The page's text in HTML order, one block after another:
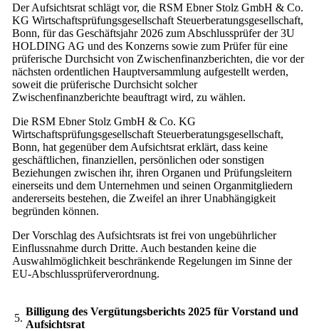
Der Aufsichtsrat schlägt vor, die RSM Ebner Stolz GmbH & Co.
KG Wirtschaftsprüfungsgesellschaft Steuerberatungsgesellschaft,
Bonn, für das Geschäftsjahr 2026 zum Abschlussprüfer der 3U
HOLDING AG und des Konzerns sowie zum Prüfer für eine
prüferische Durchsicht von Zwischenfinanzberichten, die vor der
nächsten ordentlichen Hauptversammlung aufgestellt werden,
soweit die prüferische Durchsicht solcher
Zwischenfinanzberichte beauftragt wird, zu wählen.
Die RSM Ebner Stolz GmbH & Co. KG
Wirtschaftsprüfungsgesellschaft Steuerberatungsgesellschaft,
Bonn, hat gegenüber dem Aufsichtsrat erklärt, dass keine
geschäftlichen, finanziellen, persönlichen oder sonstigen
Beziehungen zwischen ihr, ihren Organen und Prüfungsleitern
einerseits und dem Unternehmen und seinen Organmitgliedern
andererseits bestehen, die Zweifel an ihrer Unabhängigkeit
begründen können.
Der Vorschlag des Aufsichtsrats ist frei von ungebührlicher
Einflussnahme durch Dritte. Auch bestanden keine die
Auswahlmöglichkeit beschränkende Regelungen im Sinne der
EU-Abschlussprüferverordnung.
5.
Billigung des Vergütungsberichts 2025 für Vorstand und
Aufsichtsrat